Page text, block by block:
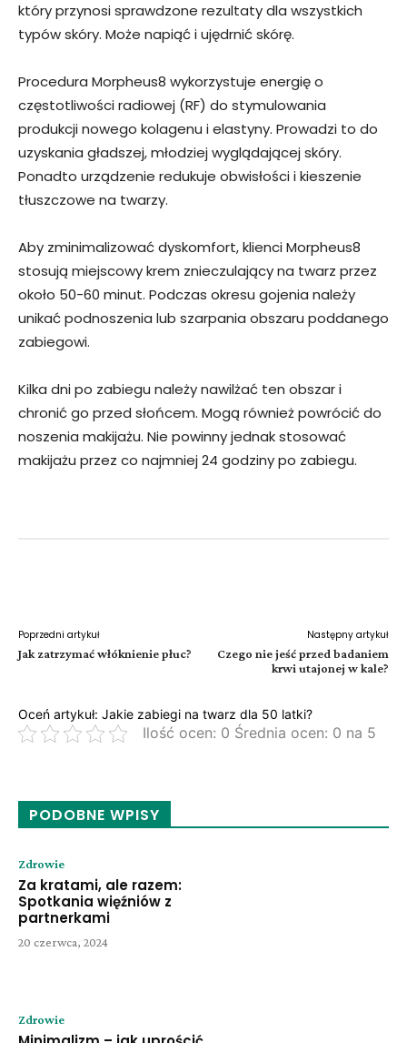
który przynosi sprawdzone rezultaty dla wszystkich
typów skóry. Może napiąć i ujędrnić skórę.
Procedura Morpheus8 wykorzystuje energię o
częstotliwości radiowej (RF) do stymulowania
produkcji nowego kolagenu i elastyny. Prowadzi to do
uzyskania gładszej, młodziej wyglądającej skóry.
Ponadto urządzenie redukuje obwisłości i kieszenie
tłuszczowe na twarzy.
Aby zminimalizować dyskomfort, klienci Morpheus8
stosują miejscowy krem znieczulający na twarz przez
około 50-60 minut. Podczas okresu gojenia należy
unikać podnoszenia lub szarpania obszaru poddanego
zabiegowi.
Kilka dni po zabiegu należy nawilżać ten obszar i
chronić go przed słońcem. Mogą również powrócić do
noszenia makijażu. Nie powinny jednak stosować
makijażu przez co najmniej 24 godziny po zabiegu.
Poprzedni artykuł
Jak zatrzymać włóknienie płuc?
Następny artykuł
Czego nie jeść przed badaniem
krwi utajonej w kale?
Oceń artykuł: Jakie zabiegi na twarz dla 50 latki?
Ilość ocen: 0 Średnia ocen: 0 na 5
PODOBNE WPISY
Zdrowie
Za kratami, ale razem:
Spotkania więźniów z
partnerkami
20 czerwca, 2024
Zdrowie